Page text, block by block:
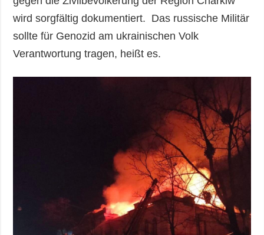
wird sorgfältig dokumentiert. Das russische Militär
sollte für Genozid am ukrainischen Volk
Verantwortung tragen, heißt es.